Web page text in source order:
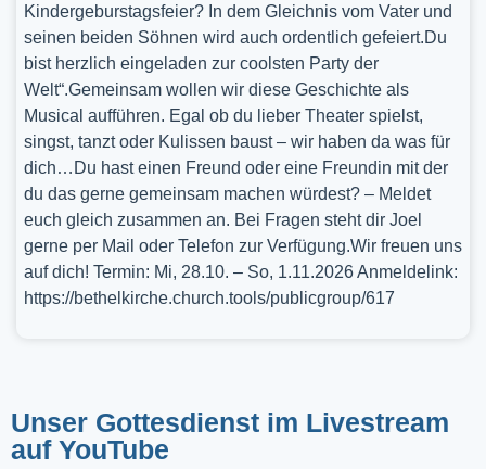
Kindergeburstagsfeier? In dem Gleichnis vom Vater und
seinen beiden Söhnen wird auch ordentlich gefeiert.Du
bist herzlich eingeladen zur coolsten Party der
Welt“.Gemeinsam wollen wir diese Geschichte als
Musical aufführen. Egal ob du lieber Theater spielst,
singst, tanzt oder Kulissen baust – wir haben da was für
dich…Du hast einen Freund oder eine Freundin mit der
du das gerne gemeinsam machen würdest? – Meldet
euch gleich zusammen an. Bei Fragen steht dir Joel
gerne per Mail oder Telefon zur Verfügung.Wir freuen uns
auf dich! Termin: Mi, 28.10. – So, 1.11.2026 Anmeldelink:
https://bethelkirche.church.tools/publicgroup/617
Unser Gottesdienst im Livestream
auf YouTube